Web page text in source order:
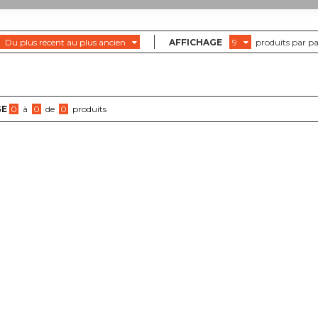
plus récent au plus ancien AFFICHAGE 9 produits par
0 à 0 de 0 produits